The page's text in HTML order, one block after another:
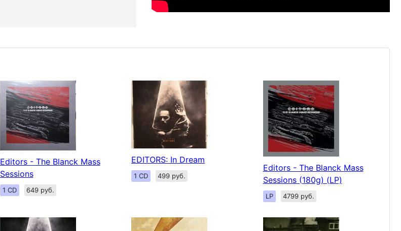
Editors - The Blanck Mass
Sessions
1 CD 649 руб.
EDITORS: In Dream
1 CD 499 руб.
Editors - The Blanck Mass
Sessions (180g) (LP)
LP 4799 руб.